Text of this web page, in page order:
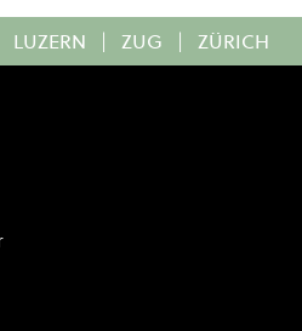
LUZERN | ZUG | ZÜRICH